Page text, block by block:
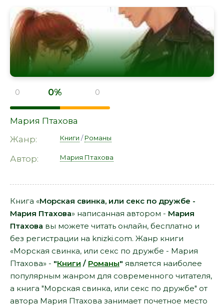
0 0% 0
Мария Птахова
Жанр:
Книги /Романы
Автор: Мария Птахова
Книга «Морская свинка, или секс по дружбе -
Мария Птахова» написанная автором - Мария
Птахова вы можете читать онлайн, бесплатно и
без регистрации на knizki.com. Жанр книги
«Морская свинка, или секс по дружбе - Мария
Птахова» - "Книги / Романы" является наиболее
популярным жанром для современного читателя,
а книга "Морская свинка, или секс по дружбе" от
автора Мария Птахова занимает почетное место